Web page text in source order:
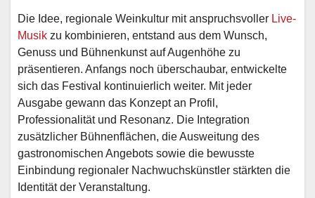
Die Idee, regionale Weinkultur mit anspruchsvoller Live-
Musik zu kombinieren, entstand aus dem Wunsch,
Genuss und Bühnenkunst auf Augenhöhe zu
präsentieren. Anfangs noch überschaubar, entwickelte
sich das Festival kontinuierlich weiter. Mit jeder
Ausgabe gewann das Konzept an Profil,
Professionalität und Resonanz. Die Integration
zusätzlicher Bühnenflächen, die Ausweitung des
gastronomischen Angebots sowie die bewusste
Einbindung regionaler Nachwuchskünstler stärkten die
Identität der Veranstaltung.